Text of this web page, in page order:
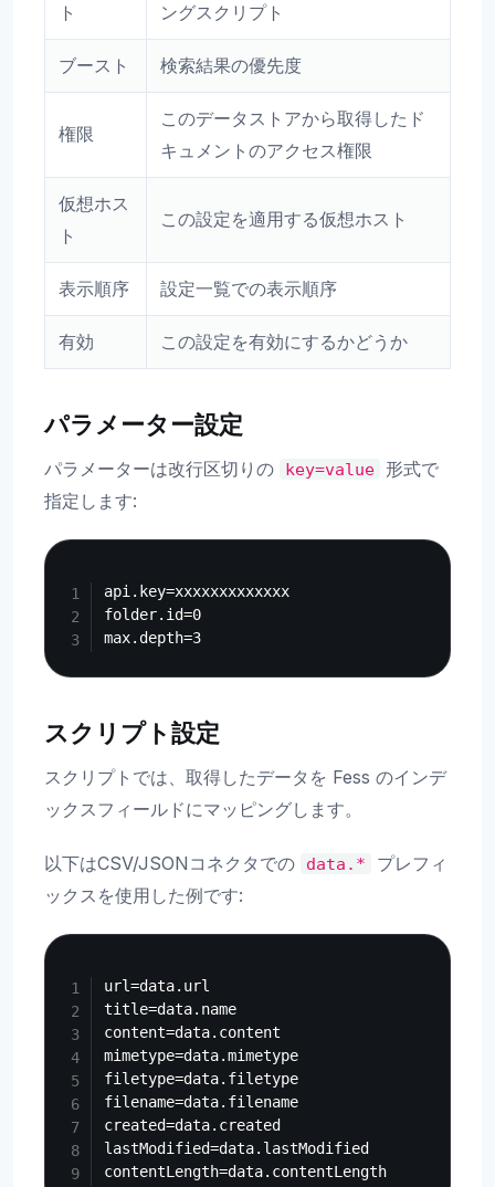
ト
ングスクリプト
ブースト 検索結果の優先度
権限
このデータストアから取得したド
キュメントのアクセス権限
仮想ホス
ト
この設定を適用する仮想ホスト
表示順序 設定一覧での表示順序
有効 この設定を有効にするかどうか
パラメーター設定
パラメーターは改行区切りの key=value
形式で
指定します:
api.key=xxxxxxxxxxxxx
folder.id=0
スクリプト設定
スクリプトでは、取得したデータを Fess のインデ
ックスフィールドにマッピングします。
以下はCSV/JSONコネクタでの data.*
プレフィ
ックスを使用した例です:
url=data.url
title=data.name
content=data.content
mimetype=data.mimetype
filetype=data.filetype
filename=data.filename
created=data.created
lastModified=data.lastModified